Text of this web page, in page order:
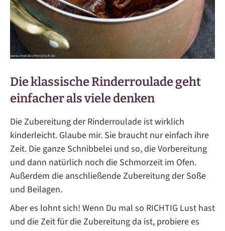
Die klassische Rinderroulade geht
einfacher als viele denken
Die Zubereitung der Rinderroulade ist wirklich
kinderleicht. Glaube mir. Sie braucht nur einfach ihre
Zeit. Die ganze Schnibbelei und so, die Vorbereitung
und dann natürlich noch die Schmorzeit im Ofen.
Außerdem die anschließende Zubereitung der Soße
und Beilagen.
Aber es lohnt sich! Wenn Du mal so RICHTIG Lust hast
und die Zeit für die Zubereitung da ist, probiere es